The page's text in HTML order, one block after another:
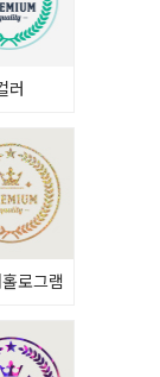
러
로그램